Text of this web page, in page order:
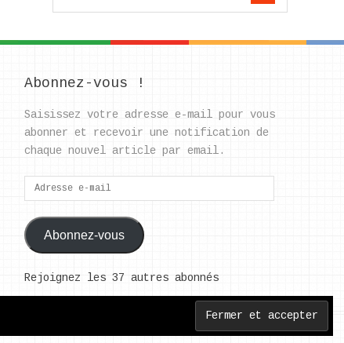
Abonnez-vous !
Saisissez votre adresse e-mail pour vous
abonner et recevoir une notification de
chaque nouvel article par email.
Adresse
e-
mail
Abonnez-vous
Rejoignez les 37 autres abonnés
Back to Top